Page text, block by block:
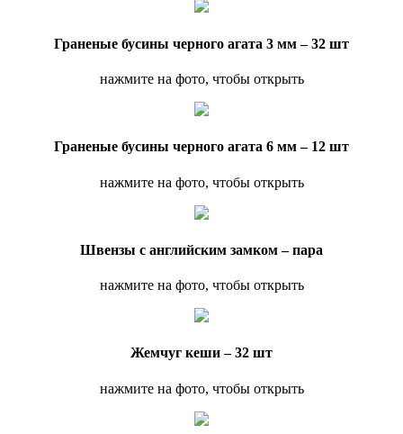
Граненые бусины черного агата 3 мм – 32 шт
нажмите на фото, чтобы открыть
Граненые бусины черного агата 6 мм – 12 шт
нажмите на фото, чтобы открыть
Швензы с английским замком – пара
нажмите на фото, чтобы открыть
Жемчуг кеши – 32 шт
нажмите на фото, чтобы открыть